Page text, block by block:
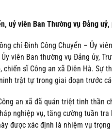
uỷ viên Ban Thường vụ Đảng
chí Đinh Công Chuyển – Ủy
viên Ban thường vụ Đảng ủy,
chiến sĩ Công an xã Diên Hà.
trật tự trong giai đoạn trước
an xã đã quán triệt tinh thần
nghiệp vụ, tăng cường tuần
được xác định là nhiệm vụ